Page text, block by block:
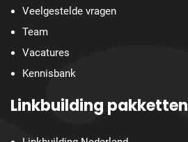
Veelgestelde vragen
Team
Vacatures
Kennisbank
Linkbuilding pakketten